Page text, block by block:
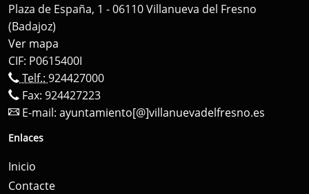
Plaza de España, 1 - 06110 Villanueva del Fresno
(Badajoz)
Ver mapa
CIF: P0615400I
Telf.: 924427000
Fax: 924427223
E-mail: ayuntamiento[@]villanuevadelfresno.es
Enlaces
Inicio
Contacte